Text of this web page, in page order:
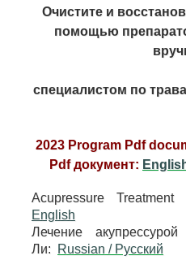
Очистите и
помощью
специалистом по
2023 Program Pdf
Pdf документ:
Acupressure
English
Лечение
Ли:
Russian / Pусский